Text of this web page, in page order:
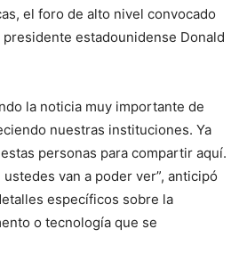
el foro de alto nivel convocado
estadounidense Donald
la noticia muy importante de
nuestras instituciones. Ya
personas para compartir aquí.
van a poder ver”, anticipó
específicos sobre la
o tecnología que se